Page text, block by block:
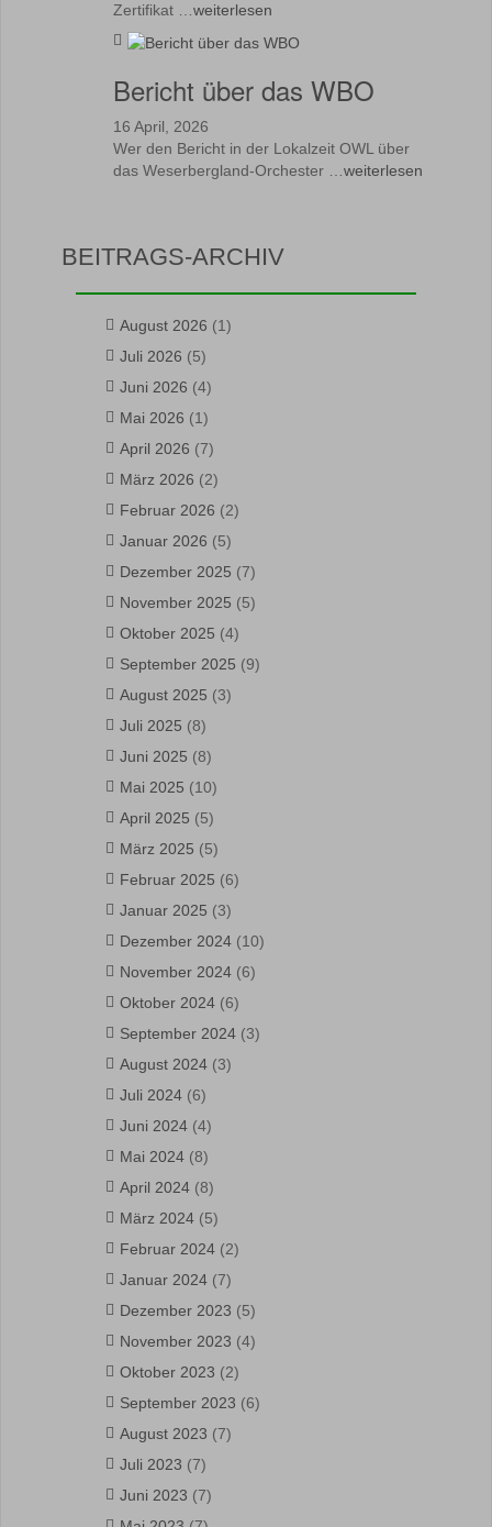
Zertifikat …weiterlesen
Bericht über das WBO
16 April, 2026
Wer den Bericht in der Lokalzeit OWL über
das Weserbergland-Orchester … weiterlesen
BEITRAGS-ARCHIV
August 2026 (1)
Juli 2026 (5)
Juni 2026 (4)
Mai 2026 (1)
April 2026 (7)
März 2026 (2)
Februar 2026 (2)
Januar 2026 (5)
Dezember 2025 (7)
November 2025 (5)
Oktober 2025 (4)
September 2025 (9)
August 2025 (3)
Juli 2025 (8)
Juni 2025 (8)
Mai 2025 (10)
April 2025 (5)
März 2025 (5)
Februar 2025 (6)
Januar 2025 (3)
Dezember 2024 (10)
November 2024 (6)
Oktober 2024 (6)
September 2024 (3)
August 2024 (3)
Juli 2024 (6)
Juni 2024 (4)
Mai 2024 (8)
April 2024 (8)
März 2024 (5)
Februar 2024 (2)
Januar 2024 (7)
Dezember 2023 (5)
November 2023 (4)
Oktober 2023 (2)
September 2023 (6)
August 2023 (7)
Juli 2023 (7)
Juni 2023 (7)